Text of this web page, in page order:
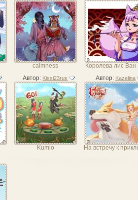
calmness
Королева лис
Автор: Kissi23rus
Kumio
Автор: Kazelina
На встречу к